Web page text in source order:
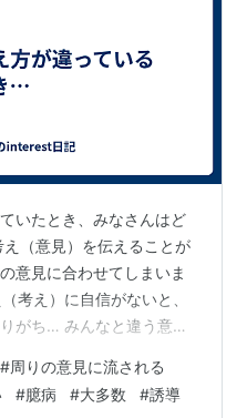
いたとき、みなさんはど
（意見）を伝えることが
意見に合わせてしまいま
考え）に自信がないと、
がち… みんなと違う意見
言われてしまうかもっ
ね…（ただの心配性、臆
#周りの意見に流される
#臆病 #大多数 #誘導